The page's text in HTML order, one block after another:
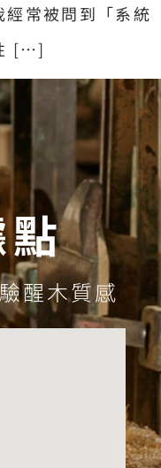
常被問到「系統
[…]
醒木質感